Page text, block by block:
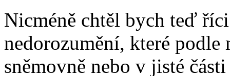
Nicméně chtěl bych teď
nedorozumění, které podle
sněmovně nebo v jisté